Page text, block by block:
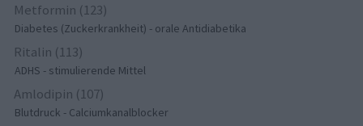
Metformin (123)
Diabetes (Zuckerkrankheit) - orale Antidiabetika
Ritalin (113)
ADHS - stimulierende Mittel
Amlodipin (107)
Blutdruck - Calciumkanalblocker